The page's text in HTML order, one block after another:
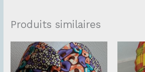
Produits similaires